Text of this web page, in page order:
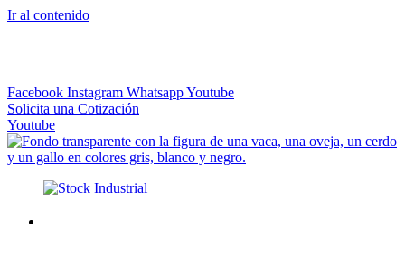
Ir al contenido
Facebook Instagram WhatsappYoutube
Solicita una Cotización
Youtube